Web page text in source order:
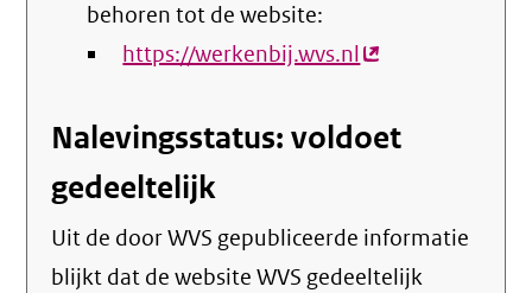
behoren tot de website:
https://werkenbij.wvs.nl(externe
Nalevingsstatus: voldoet
gedeeltelijk
Uit de door WVS gepubliceerde informatie
blijkt dat de website WVS gedeeltelijk